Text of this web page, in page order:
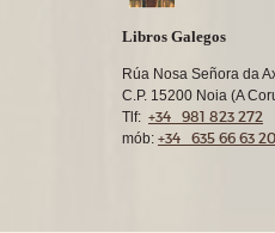
Libros Galegos
Rúa Nosa Señora da
C.P. 15200 Noia (A
Tlf: +34 981 823 272
mób: +34 635 66 63 20